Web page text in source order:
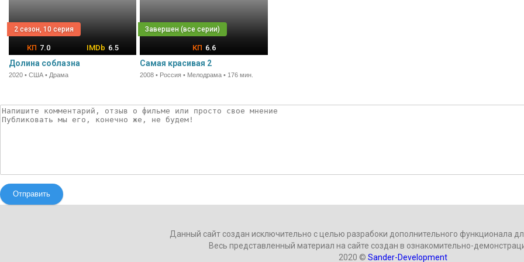
2 сезон, 10 серия
7.0 6.5
Долина соблазна
2020 • США • Драма
6.6
Самая красивая 2
2008 • Россия • Мелодрама • 176 мин.
Отправить
Данный сайт создан исключительно с целью разрабоки дополнительного функционала
Весь представленный материал на сайте создан в ознакомительно-
2020 © Sander-Development